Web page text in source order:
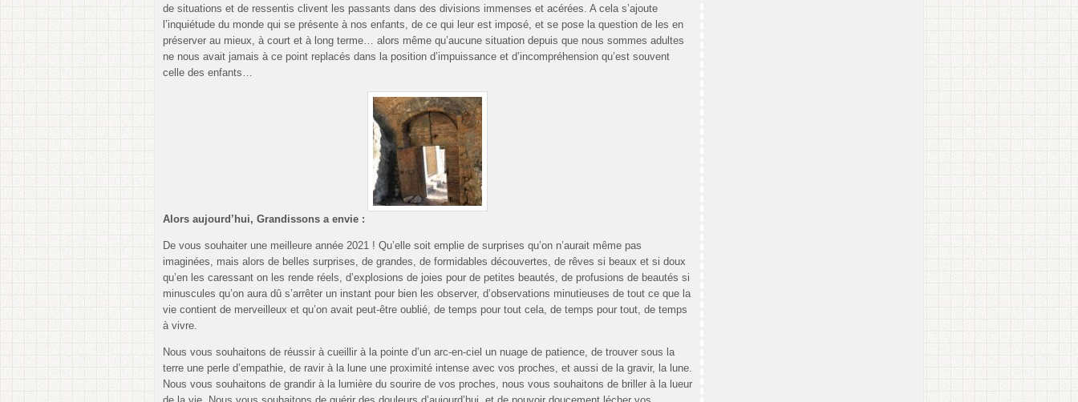
de situations et de ressentis clivent les passants dans des divisions immenses et acérées. A cela s’ajoute
l’inquiétude du monde qui se présente à nos enfants, de ce qui leur est imposé, et se pose la question de les en
préserver au mieux, à court et à long terme… alors même qu’aucune situation depuis que nous sommes adultes
ne nous avait jamais à ce point replacés dans la position d’impuissance et d’incompréhension qu’est souvent
celle des enfants…
Alors aujourd’hui, Grandissons a envie :
De vous souhaiter une meilleure année 2021 ! Qu’elle soit emplie de surprises qu’on n’aurait même pas
imaginées, mais alors de belles surprises, de grandes, de formidables découvertes, de rêves si beaux et si doux
qu’en les caressant on les rende réels, d’explosions de joies pour de petites beautés, de profusions de beautés si
minuscules qu’on aura dû s’arrêter un instant pour bien les observer, d’observations minutieuses de tout ce que la
vie contient de merveilleux et qu’on avait peut-être oublié, de temps pour tout cela, de temps pour tout, de temps
à vivre.
Nous vous souhaitons de réussir à cueillir à la pointe d’un arc-en-ciel un nuage de patience, de trouver sous la
terre une perle d’empathie, de ravir à la lune une proximité intense avec vos proches, et aussi de la gravir, la lune.
Nous vous souhaitons de grandir à la lumière du sourire de vos proches, nous vous souhaitons de briller à la lueur